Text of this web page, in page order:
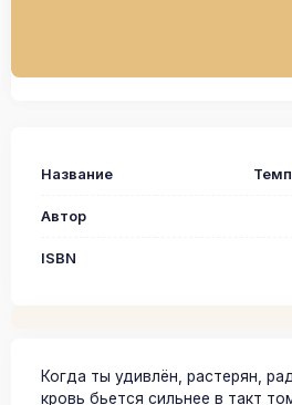
Название
Автор
ISBN
Когда ты удивлён, растерян,
кровь бьется сильнее в такт